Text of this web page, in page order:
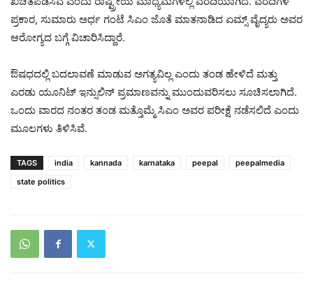
ಪ್ರಕಾರ, ಸುಮಾರು ಅರ್ಧ ಗಂಟೆ ಸಿಎಂ ಜೊತೆ ಮಾತನಾಡಿದ ಏಮ್ಸ್ ವೈದ್ಯರು ಅವರ
ಆರೋಗ್ಯದ ಬಗ್ಗೆ ವಿಚಾರಿಸಿದ್ದಾರೆ.
ಔಷಧದಲ್ಲಿ ಬದಲಾವಣೆ ಮಾಡುವ ಅಗತ್ಯವಿಲ್ಲ ಎಂದು ತಂಡ ಹೇಳಿದೆ ಮತ್ತು
ಎರಡು ಯೂನಿಟ್ ಇನ್ಸುಲಿನ್ ಪ್ರಮಾಣವನ್ನು ಮುಂದುವರಿಸಲು ಸೂಚಿಸಲಾಗಿದೆ.
ಒಂದು ವಾರದ ನಂತರ ತಂಡ ಮತ್ತೊಮ್ಮೆ ಸಿಎಂ‌ ಅವರ ಪರೀಕ್ಷೆ ನಡೆಸಲಿದೆ ಎಂದು
ಮೂಲಗಳು ತಿಳಿಸಿವೆ.
TAGS india kannada karnataka peepal
peepalmedia
state politics